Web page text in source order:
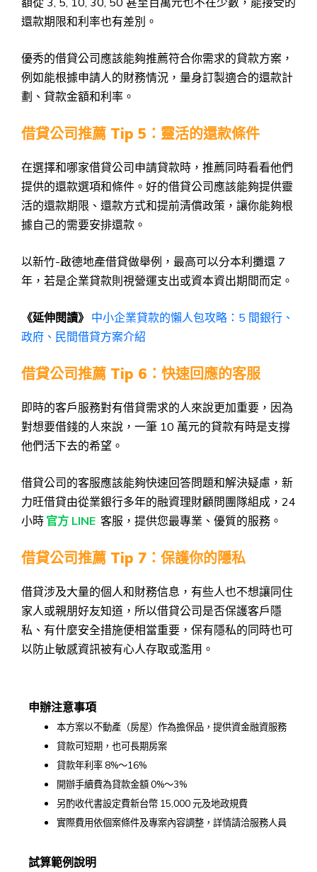
還款期限和利率也有差別。
優秀的借貸公司應該能夠推薦符合你需求的貸款方案，
例如能根據申請人的財務情況，量身訂製適合的還款計
劃、貸款金額和利率。
借貸公司推薦 Tip 5：靈活的還款條件
在選擇和哪家借貸公司申請貸款時，推薦同時看看他們
提供的還款選項和條件。好的借貸公司應該能夠提供靈
活的還款期限、還款方式和提前清償政策，讓你能夠根
據自己的需要安排還款。
以新竹-啟德地產借貸做舉例，最高可以分本利攤還 7
年，若是企業貸款則視營運支出或資本資出期間而定。
《延伸閱讀》 中小企業貸款的懶人包攻略：5 間銀行、
政府、民間借貸方案介紹
借貸公司推薦 Tip 6：快速回應的客服
即時的客戶服務對有借貸需求的人來說更加重要，因為
對想要借錢的人來說，一筆 10 萬元的貸款有時是支撐
他們活下去的希望。
借貸公司的客服應該能夠快速回答問題和解決疑慮，新
力旺借貸由從業銀行多年的融資理財顧問團隊組成，24
小時 官方 LINE 客服，提供您最專業、優質的服務。
借貸公司推薦 Tip 7：保護你的隱私
借貸涉及大量的個人和財務信息，有些人也不想讓同住
家人或親朋好友知道，所以借貸公司是否保護客戶隱
私、有什麼安全措施便相當重要，保有隱私的同時也可
以防止敏感資訊被有心人存取或濫用。
申辦注意事項
本方案以不動產（房屋）作為擔保品，提供資金融資服務
貸款可短期，也可長期房案
貸款年利率 8%～16%
開辦手續費為貸款金額 0%～3%
另酌收代書設定費新台幣 15,000 元及地政規費
實際費用依個案條件及專案內容調整，詳情請洽服務人員
試算範例說明